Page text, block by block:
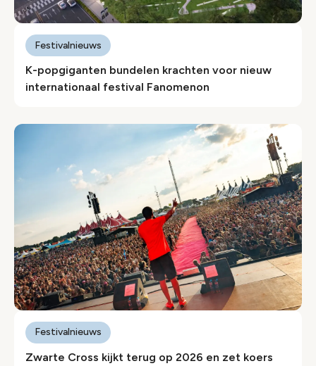
K-popgiganten bundelen krachten voor nieuw
internationaal festival Fanomenon
Festivalnieuws
Zwarte Cross kijkt terug op 2026 en zet koers
Festivalnieuws